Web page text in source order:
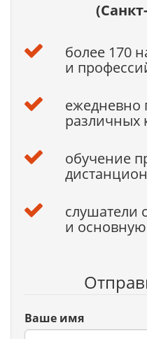
более 170
и
ежедневно
различных
обучение
слушатели
и основную
Ваше имя